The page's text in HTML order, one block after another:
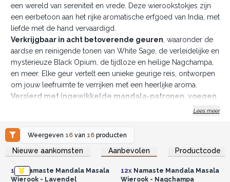
een wereld van sereniteit en vrede. Deze wierookstokjes zijn
een eerbetoon aan het rijke aromatische erfgoed van India, met
liefde met de hand vervaardigd.
Verkrijgbaar in acht betoverende geuren, waaronder de
aardse en reinigende tonen van White Sage, de verleidelijke en
mysterieuze Black Opium, de tijdloze en heilige Nagchampa,
en meer. Elke geur vertelt een unieke geurige reis, ontworpen
om jouw leefruimte te verrijken met een heerlijke aroma.
Versierd met ingewikkelde mandala-patronen, voegen
symboliseert eenheid, harmonie en balans - principes die
resonerend zijn met de essentie van onze wierookstokjes.
In India heeft wierook diepe culturele en spirituele betekenis.
"Agarbathi" is de traditionele naam voor wierookstokjes, en ze
worden al eeuwenlang gebruikt om de lucht te zuiveren,
Lees meer
Weergeven 16 van 16 producten
Nieuwe aankomsten Aanbevolen Productcode
Log in of registreer u voor
groothandelsprijzen.
12xNamaste Mandala Masala
Wierook - Lavendel
Log in of registreer u voor
groothandelsprijzen.
12xNamaste Mandala Masala
Wierook - Nagchampa